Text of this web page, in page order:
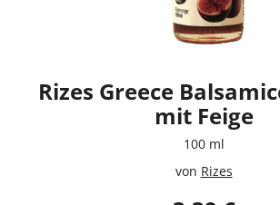
Rizes Greece
mit Feige
100 ml
von Rizes